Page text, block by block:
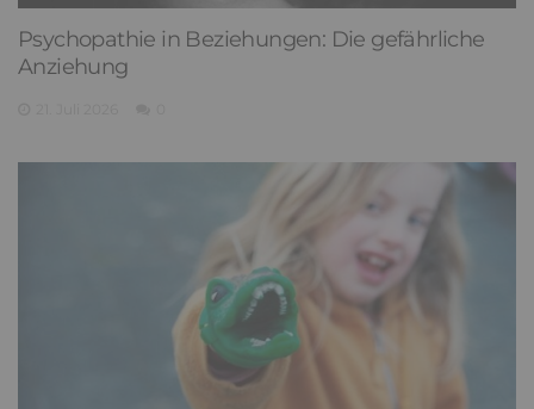
Psychopathie in Beziehungen: Die gefährliche
Anziehung